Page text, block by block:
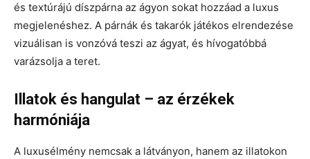
és textúrájú díszpárna az ágyon sokat hozzáad a luxus
megjelenéshez. A párnák és takarók játékos elrendezése
vizuálisan is vonzóvá teszi az ágyat, és hívogatóbbá
varázsolja a teret.
Illatok és hangulat – az érzékek
harmóniája
A luxusélmény nemcsak a látványon, hanem az illatokon